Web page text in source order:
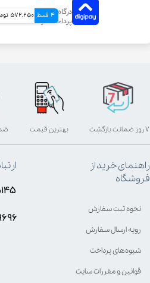
4 قسط 572,250 تومانی
بهترین قیمت ۷ روز ضمانت بازگشت
راهنمای خرید از
فروشگاه
نحوه ثبت سفارش
رویه ارسال سفارش
شیوه‌های پرداخت
قوانین و مقررات سایت